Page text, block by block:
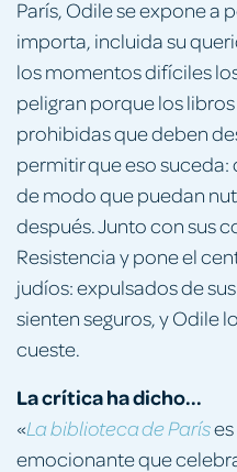
París, Odile se expone a
importa, incluida su
los momentos difíciles
peligran porque los
prohibidas que deben
permitir que eso suceda:
de modo que puedan
después. Junto con sus
Resistencia y pone el
judíos: expulsados de
sienten seguros, y Odile
cueste.
La crítica ha dicho...
«La biblioteca de París
emocionante que